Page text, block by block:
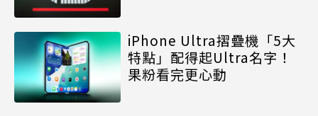
iPhone Ultra摺疊機「5大
特點」配得起Ultra名字！
果粉看完更心動